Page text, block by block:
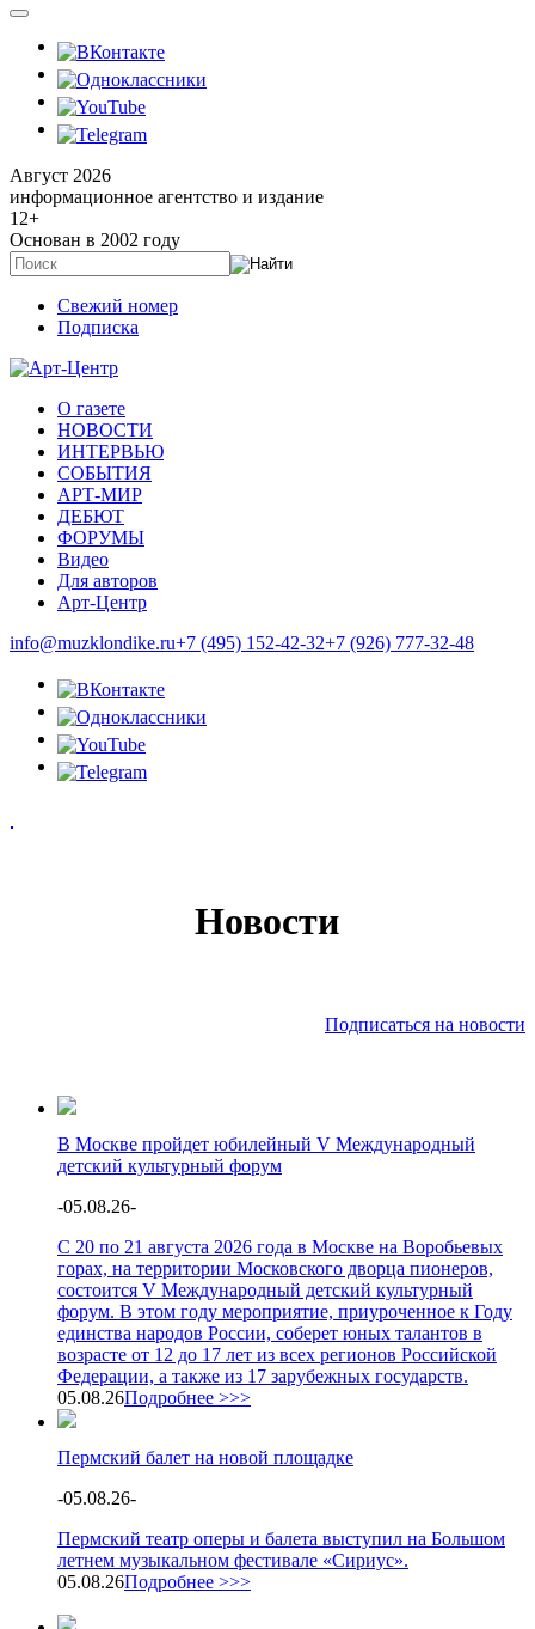
Август 2026
информационное агентство и издание
12+
Основан в 2002 году
Свежий номер
Подписка
О газете
НОВОСТИ
ИНТЕРВЬЮ
СОБЫТИЯ
АРТ-МИР
ДЕБЮТ
ФОРУМЫ
Видео
Для авторов
Арт-Центр
info@muzklondike.ru+7 (495) 152-42-32+7 (926) 777-32-48
Новости
Подписаться на новости
В Москве пройдет юбилейный V Международный
детский культурный форум
-05.08.26-
С 20 по 21 августа 2026 года в Москве на Воробьевых
горах, на территории Московского дворца пионеров,
состоится V Международный детский культурный
форум. В этом году мероприятие, приуроченное к Году
единства народов России, соберет юных талантов в
возрасте от 12 до 17 лет из всех регионов Российской
Федерации, а также из 17 зарубежных государств.
05.08.26Подробнее >>>
Пермский балет на новой площадке
-05.08.26-
Пермский театр оперы и балета выступил на Большом
летнем музыкальном фестивале «Сириус».
05.08.26Подробнее >>>